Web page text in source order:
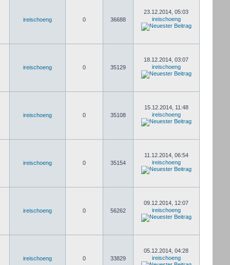
ireischoeng 0 36688
23.12.2014, 05:03
ireischoeng
ireischoeng 0 35129
18.12.2014, 03:07
ireischoeng
ireischoeng 0 35108
15.12.2014, 11:48
ireischoeng
ireischoeng 0 35154
11.12.2014, 06:54
ireischoeng
ireischoeng 0 56262
09.12.2014, 12:07
ireischoeng
ireischoeng 0 33829
05.12.2014, 04:28
ireischoeng